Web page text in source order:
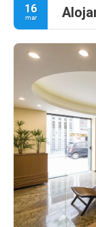
16
mar